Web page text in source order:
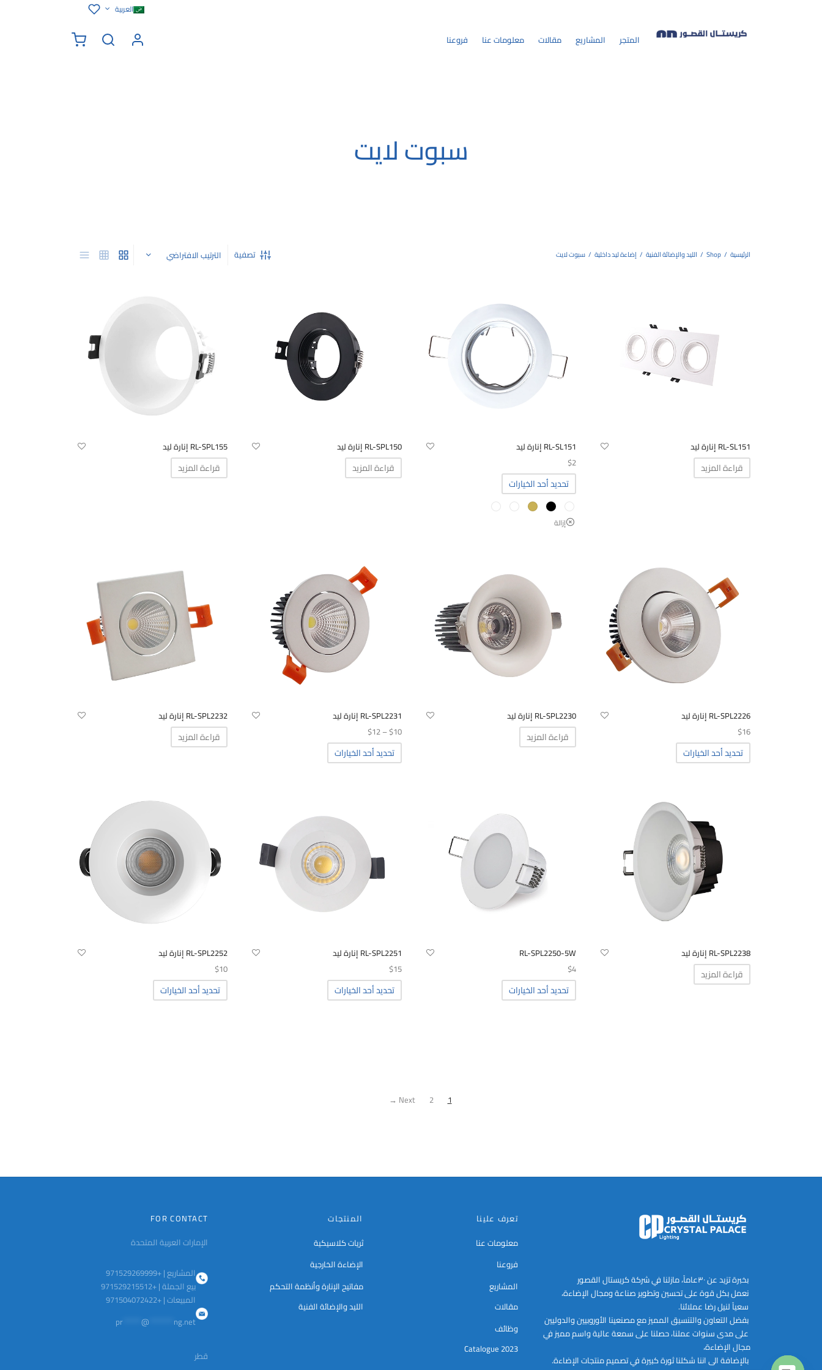
العربية
المتجر المشاريع مقالات معلومات عنا فروعنا
سبوت لايت
الرئيسية /
Shop
/ الليد والإضائة الفنية / إضاءة ليد داخلية / سبوت لايت تصفية
RL-SL151 إنارة ليد
قراءة المزيد
RL-SL151 إنارة ليد
$2
تحديد أحد الخيارات هناك
العديد
من
اختيار
الخيارات
على
صفحة
المنتج
إزالة
RL-SPL150 إنارة ليد
قراءة المزيد
RL-SPL155 إنارة ليد
قراءة المزيد
RL-SPL2226 إنارة ليد
$16
تحديد أحد الخيارات هناك
العديد
المختلفة
لهذا
يمكن
اختيار
الخيارات
على
المنتج
RL-SPL2230 إنارة ليد
قراءة المزيد
RL-SPL2231 إنارة ليد
$10
–
$12
السعر:
من
تحديد أحد الخيارات هناك
العديد
لهذا
يمكن
اختيار
الخيارات
على
المنتج
RL-SPL2232 إنارة ليد
قراءة المزيد
RL-SPL2238 إنارة ليد
قراءة المزيد
RL-SPL2250-5W
$4
تحديد أحد الخيارات هناك
العديد
RL-SPL2251 إنارة ليد
$15
تحديد أحد الخيارات هناك
العديد
RL-SPL2252 إنارة ليد
$10
تحديد أحد الخيارات هناك
العديد
1
2
Next →
بخبرة تزيد عن ٣٠عاماً، مازلنا في شركة كريستال القصور
نعمل بكل قوة على تحسين وتطوير صناعة ومجال الإضاءة،
سعياً لنيل رضا عملائنا.
بفضل التعاون والتنسيق المميز مع مصنعينا الأوروبيين والدوليين
على مدى سنوات عملنا، حصلنا على سمعة عالية واسم مميز في
مجال الإضاءة،
بالإضافة الى اننا شكلنا ثورة كبيرة في تصميم منتجات الإضاءة.
تعرف علينا
معلومات عنا
فروعنا
المشاريع
مقالات
وظائف
Catalogue 2023
المنتجات
ثريات كلاسيكية
الإضاءة الخارجية
مفاتيح الإنارة وأنظمة التحكم
الليد والإضائة الفنية
FOR CONTACT
الإمارات العربية المتحدة
المشاريع | +971529269999
بيع الجملة | +971529215512
المبيعات | +971504072422
pr ******@ ng.net
قطر